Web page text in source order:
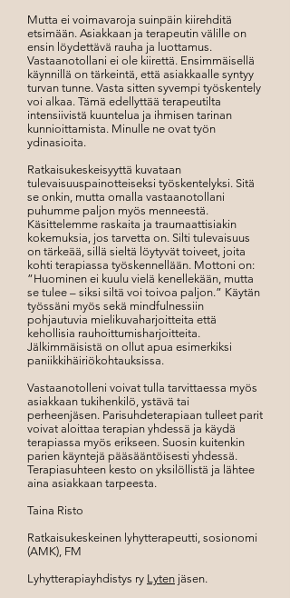
Mutta ei voimavaroja suinpäin kiirehditä
etsimään. Asiakkaan ja terapeutin välille on
ensin löydettävä rauha ja luottamus.
Vastaanotollani ei ole kiirettä. Ensimmäisellä
käynnillä on tärkeintä, että asiakkaalle syntyy
turvan tunne. Vasta sitten syvempi työskentely
voi alkaa. Tämä edellyttää terapeutilta
intensiivistä kuuntelua ja ihmisen tarinan
kunnioittamista. Minulle ne ovat työn
ydinasioita.
Ratkaisukeskeisyyttä kuvataan
tulevaisuuspainotteiseksi työskentelyksi. Sitä
se onkin, mutta omalla vastaanotollani
puhumme paljon myös menneestä.
Käsittelemme raskaita ja traumaattisiakin
kokemuksia, jos tarvetta on. Silti tulevaisuus
on tärkeää, sillä sieltä löytyvät toiveet, joita
kohti terapiassa työskennellään. Mottoni on:
”Huominen ei kuulu vielä kenellekään, mutta
se tulee – siksi siltä voi toivoa paljon.” Käytän
työssäni myös sekä mindfulnessiin
pohjautuvia mielikuvaharjoitteita että
kehollisia rauhoittumisharjoitteita.
Jälkimmäisistä on ollut apua esimerkiksi
paniikkihäiriökohtauksissa.
Vastaanotolleni voivat tulla tarvittaessa myös
asiakkaan tukihenkilö, ystävä tai
perheenjäsen. Parisuhdeterapiaan tulleet parit
voivat aloittaa terapian yhdessä ja käydä
terapiassa myös erikseen. Suosin kuitenkin
parien käyntejä pääsääntöisesti yhdessä.
Terapiasuhteen kesto on yksilöllistä ja lähtee
aina asiakkaan tarpeesta.
Taina Risto
Ratkaisukeskeinen lyhytterapeutti, sosionomi
(AMK), FM
Lyhytterapiayhdistys ry Lyten jäsen.